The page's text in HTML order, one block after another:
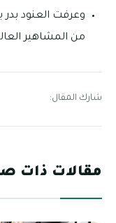
وعرفت العنود بدر
من المشاهير
شارك المقال:
مقالات ذات